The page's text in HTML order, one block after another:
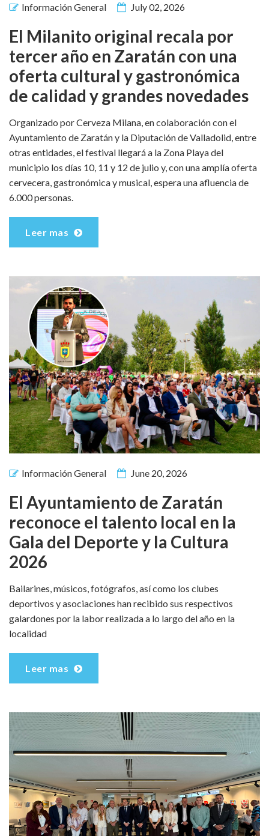
Información General July 02, 2026
El Milanito original recala por
tercer año en Zaratán con una
oferta cultural y gastronómica
de calidad y grandes novedades
Organizado por Cerveza Milana, en colaboración con el
Ayuntamiento de Zaratán y la Diputación de Valladolid, entre
otras entidades, el festival llegará a la Zona Playa del
municipio los días 10, 11 y 12 de julio y, con una amplía oferta
cervecera, gastronómica y musical, espera una afluencia de
6.000 personas.
Leer mas
Información General June 20, 2026
El Ayuntamiento de Zaratán
reconoce el talento local en la
Gala del Deporte y la Cultura
2026
Bailarines, músicos, fotógrafos, así como los clubes
deportivos y asociaciones han recibido sus respectivos
galardones por la labor realizada a lo largo del año en la
localidad
Leer mas